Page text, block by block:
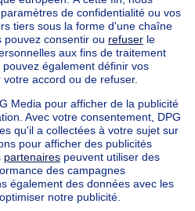
Maison à vendre Limbourg
a appartements à
à vendre Woluwe-St-Pierre
à vendre
étage à vendre
Ferme à vendre
Chalet à vendre
de campagne à vendre
Autres biens à vendre
à vendre
hors de la Belgique
Maison à vendre Espagne
Maison à vendre Luxembourg